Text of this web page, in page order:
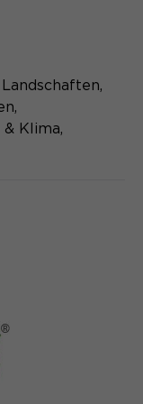
des
der
Klima,